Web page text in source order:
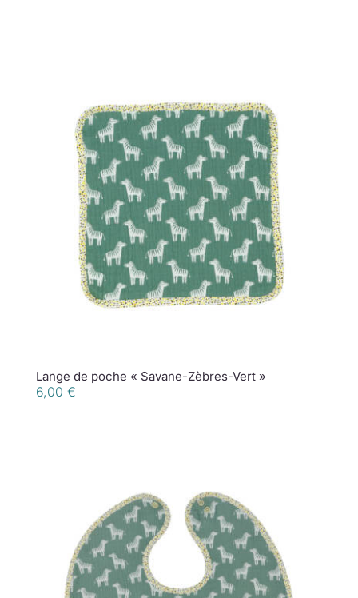
Lange de poche « Savane-Zèbres-Vert »
6,00 €